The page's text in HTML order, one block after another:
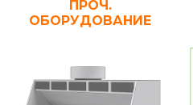
ПРОЧ.
ОБОРУДОВАНИЕ